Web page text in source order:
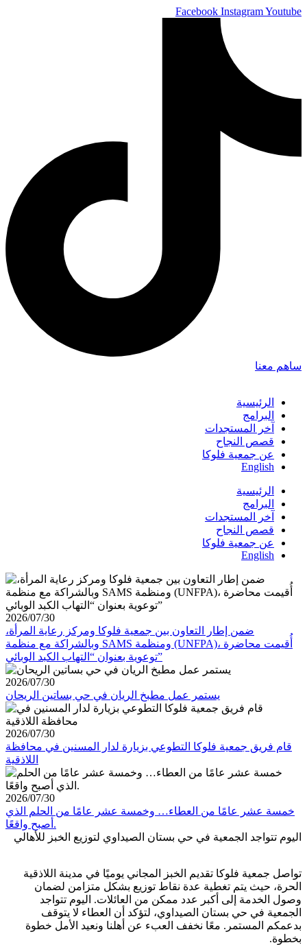
Skip
Facebook InstagramYoutube
ساهم معنا
الرئيسية
البرامج
آخر المستجدات
قصص النجاح
عن جمعية فلوكا
English
الرئيسية
البرامج
آخر المستجدات
قصص النجاح
عن جمعية فلوكا
English
2026/07/30
ضمن إطار التعاون بين جمعية فلوكا ومركز رعاية المرأة،
وبالشراكة مع منظمة SAMS ومنظمة (UNFPA)، أُقيمت محاضرة
توعوية بعنوان “التهاب الكبد الوبائي”
2026/07/30
يستمر عمل مطبخ الريان في حي بساتين الريحان
2026/07/30
قام فريق جمعية فلوكا التطوعي بزيارة لدار المسنين في محافظة
اللاذقية
2026/07/30
خمسة عشر عامًا من العطاء… وخمسة عشر عامًا من الحلم الذي
أصبح واقعًا.
اليوم تتواجد الجمعية في حي بستان الصيداوي لتوزيع الخبز للأهالي
تواصل جمعية فلوكا تقديم الخبز المجاني يوميًا في مدينة اللاذقية
الحرة، حيث يتم تغطية عدة نقاط توزيع بشكل متزامن لضمان
وصول الخدمة إلى أكبر عدد ممكن من العائلات. اليوم تتواجد
الجمعية في حي بستان الصيداوي، لتؤكد أن العطاء لا يتوقف
بدعمكم المستمر. معًا نخفف العبء عن أهلنا ونعيد الأمل خطوة
بخطوة.